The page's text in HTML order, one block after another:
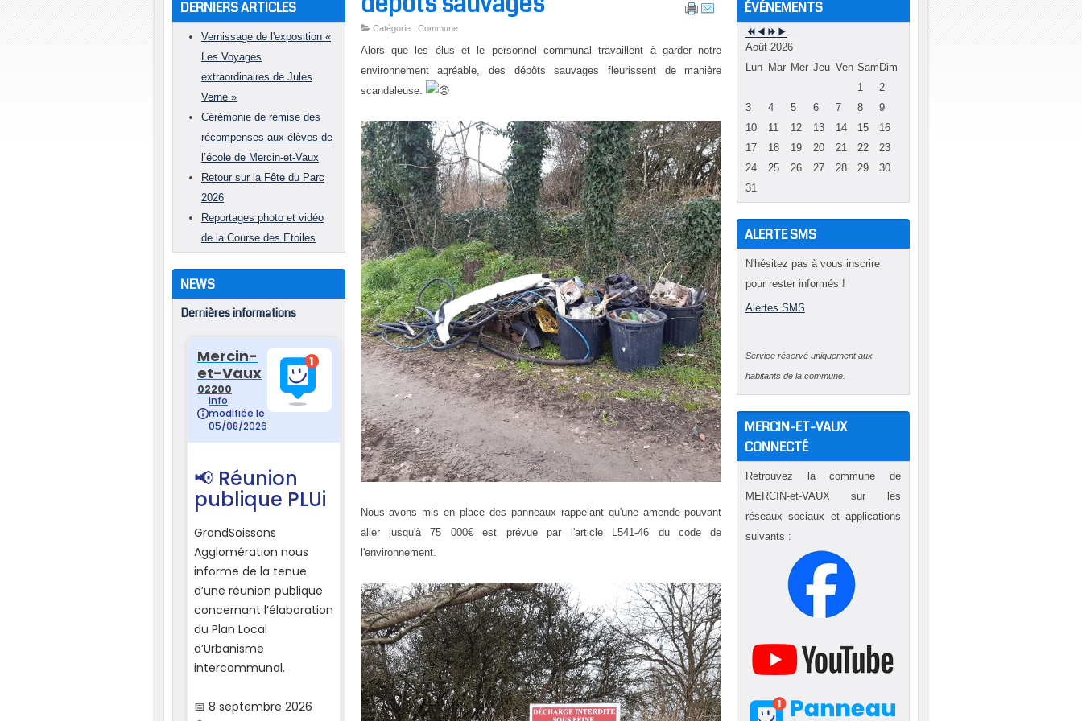
DERNIERS ARTICLES
Vernissage de l'exposition «
Les Voyages
extraordinaires de Jules
Verne »
Cérémonie de remise des
récompenses aux élèves de
l’école de Mercin-et-Vaux
Retour sur la Fête du Parc
2026
Reportages photo et vidéo
de la Course des Etoiles
NEWS
Dernières informations
Catégorie : Commune
Alors que les élus et le personnel communal travaillent à garder notre
environnement agréable, des dépôts sauvages fleurissent de manière
scandaleuse.
Nous avons mis en place des panneaux rappelant qu'une amende pouvant
aller jusqu'à 75 000€ est prévue par l'article L541-46 du code de
l'environnement.
ÉVÉNEMENTS
Août 2026
Lun
Mar Mer Jeu Ven Sam Dim
1
2
3
4 5 6 7 8
9
10
11 12 13 14 15
16
17
18 19 20 21 22
23
24
25 26 27 28 29
30
31
ALERTE SMS
N'hésitez pas à vous inscrire
pour rester informés !
Alertes SMS
Service réservé uniquement aux
habitants de la commune.
MERCIN-ET-VAUX
CONNECTÉ
Retrouvez la commune de
MERCIN-et-VAUX sur les
réseaux sociaux et applications
suivants :